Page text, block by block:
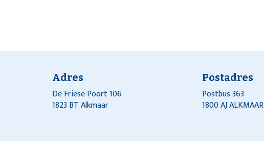
Adres
De Friese Poort 106
1823 BT Alkmaar
Postadres
Postbus 363
1800 AJ ALKMAAR